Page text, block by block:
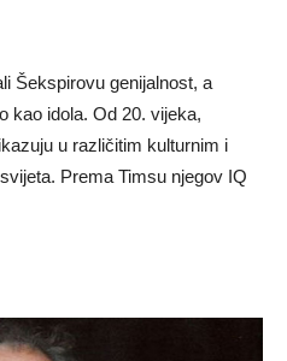
Šekspirovu genijalnost, a
kao idola. Od 20. vijeka,
u različitim kulturnim i
Prema Timsu njegov IQ